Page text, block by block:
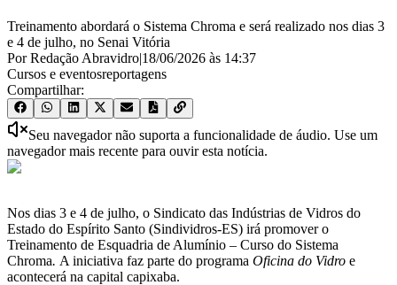
Treinamento abordará o Sistema Chroma e será realizado nos dias 3
e 4 de julho, no Senai Vitória
Por Redação Abravidro|18/06/2026 às 14:37
Cursos e eventosreportagens
Compartilhar:
Seu navegador não suporta a funcionalidade de áudio. Use um
navegador mais recente para ouvir esta notícia.
Nos dias 3 e 4 de julho, o Sindicato das Indústrias de Vidros do
Estado do Espírito Santo (Sindividros-ES) irá promover o
Treinamento de Esquadria de Alumínio – Curso do Sistema
Chroma. A iniciativa faz parte do programa Oficina do Vidro e
acontecerá na capital capixaba.